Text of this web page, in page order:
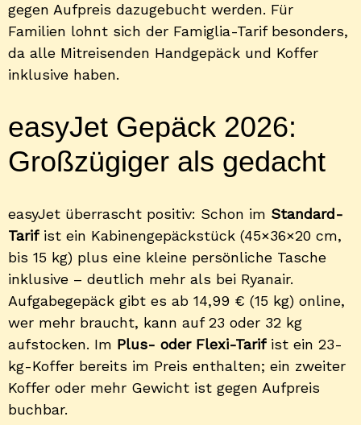
gegen Aufpreis dazugebucht werden. Für
Familien lohnt sich der Famiglia-Tarif besonders,
da alle Mitreisenden Handgepäck und Koffer
inklusive haben.
easyJet Gepäck 2026:
Großzügiger als gedacht
easyJet überrascht positiv: Schon im Standard-
Tarifist ein Kabinengepäckstück (45×36×20 cm,
bis 15 kg) plus eine kleine persönliche Tasche
inklusive – deutlich mehr als bei Ryanair.
Aufgabegepäck gibt es ab 14,99 € (15 kg) online,
wer mehr braucht, kann auf 23 oder 32 kg
aufstocken. Im Plus- oder Flexi-Tarifist ein 23-
kg-Koffer bereits im Preis enthalten; ein zweiter
Koffer oder mehr Gewicht ist gegen Aufpreis
buchbar.